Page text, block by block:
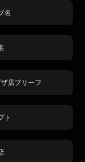
名
店ブリーフ
ト